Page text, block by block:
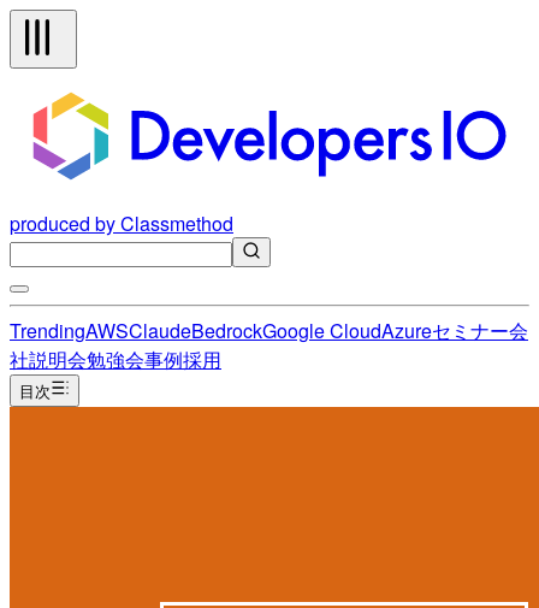
produced by Classmethod
TrendingAWSClaudeBedrockGoogle CloudAzureセミナー会
社説明会勉強会事例採用
目次